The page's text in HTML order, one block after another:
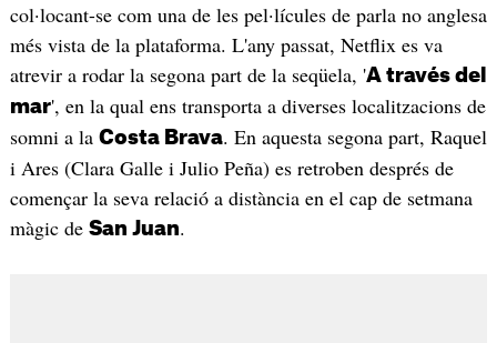
col·locant-se com una de les pel·lícules de parla no anglesa
més vista de la plataforma. L'any passat, Netflix es va
atrevir a rodar la segona part de la seqüela, 'A través del
mar', en la qual ens transporta a diverses localitzacions de
somni a la Costa Brava. En aquesta segona part, Raquel
i Ares (Clara Galle i Julio Peña) es retroben després de
començar la seva relació a distància en el cap de setmana
màgic de San Juan.